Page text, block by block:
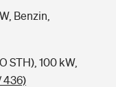
Benzin,
STH), 100 kW,
436)